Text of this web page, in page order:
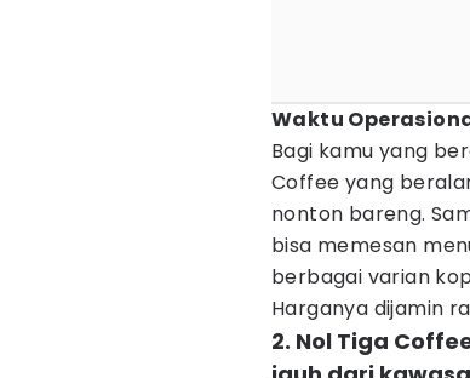
Waktu
Bagi kamu yang
Coffee yang
nonton bareng.
bisa memesan
berbagai varian
Harganya dijamin
2. Nol Tiga